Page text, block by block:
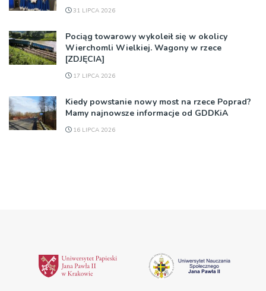
31 LIPCA 2026
Pociąg towarowy wykoleił się w okolicy
Wierchomli Wielkiej. Wagony w rzece
[ZDJĘCIA]
17 LIPCA 2026
Kiedy powstanie nowy most na rzece Poprad?
Mamy najnowsze informacje od GDDKiA
16 LIPCA 2026